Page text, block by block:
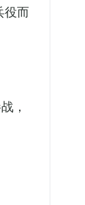
役而
，